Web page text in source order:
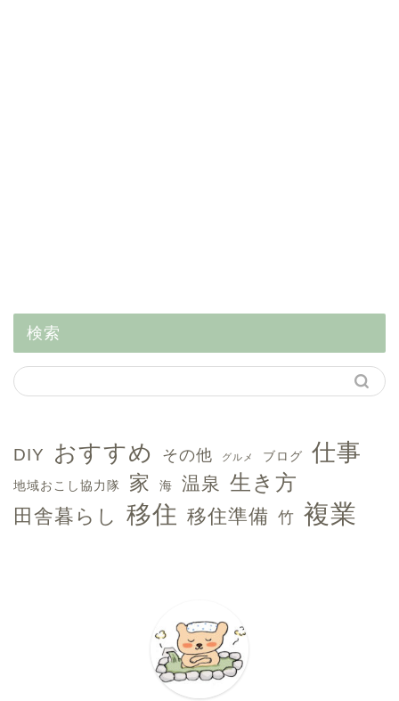
検索
DIY おすすめ その他 グルメ ブログ 仕事
地域おこし協力隊 家 海 温泉 生き方
田舎暮らし 移住 移住準備 竹 複業